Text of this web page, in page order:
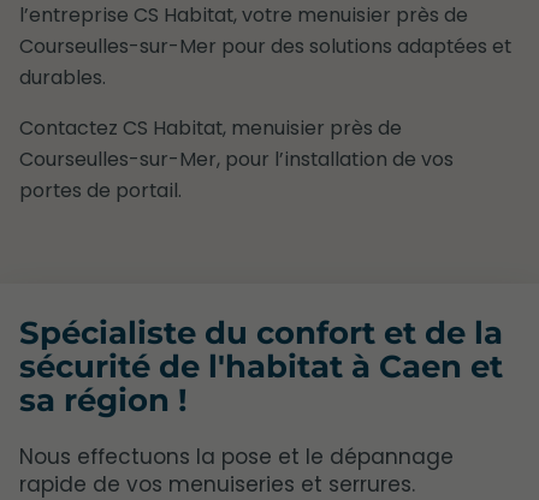
l’entreprise CS Habitat, votre menuisier près de
Courseulles-sur-Mer pour des solutions adaptées et
durables.
Contactez CS Habitat, menuisier près de
Courseulles-sur-Mer, pour l’installation de vos
portes de portail.
Spécialiste du confort et de la
sécurité de l'habitat à Caen et
sa région !
Nous effectuons la pose et le dépannage
rapide de vos menuiseries et serrures.